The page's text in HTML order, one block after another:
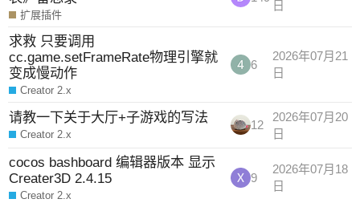
扩展插件
日
求救 只要调用
cc.game.setFrameRate物理引擎就
变成慢动作
Creator 2.x
6
2026年07月21
日
请教一下关于大厅+子游戏的写法
Creator 2.x
12
2026年07月20
日
cocos bashboard 编辑器版本 显示
Creater3D 2.4.15
Creator 2.x
9
2026年07月18
日